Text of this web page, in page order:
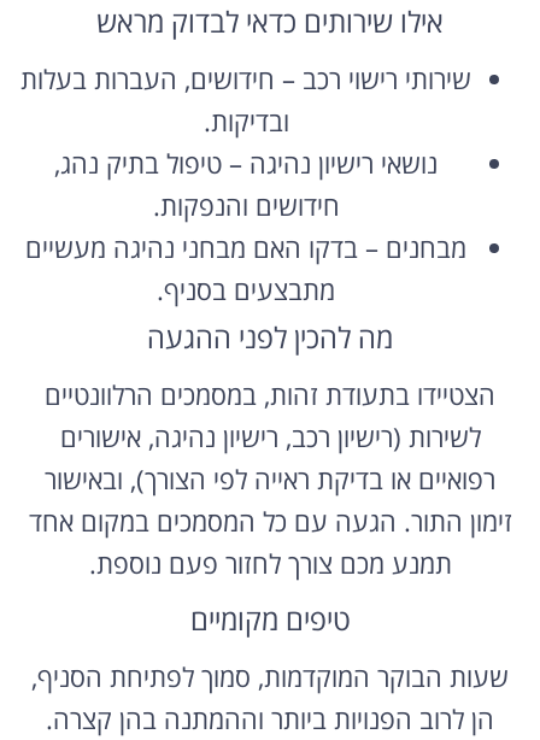
אילו שירותים כדאי לבדוק מראש
שירותי רישוי רכב – חידושים, העברות בעלות
ובדיקות.
נושאי רישיון נהיגה – טיפול בתיק נהג,
חידושים והנפקות.
מבחנים – בדקו האם מבחני נהיגה מעשיים
מתבצעים בסניף.
מה להכין לפני ההגעה
הצטיידו בתעודת זהות, במסמכים הרלוונטיים
לשירות (רישיון רכב, רישיון נהיגה, אישורים
רפואיים או בדיקת ראייה לפי הצורך), ובאישור
זימון התור. הגעה עם כל המסמכים במקום אחד
תמנע מכם צורך לחזור פעם נוספת.
טיפים מקומיים
שעות הבוקר המוקדמות, סמוך לפתיחת הסניף,
הן לרוב הפנויות ביותר וההמתנה בהן קצרה.